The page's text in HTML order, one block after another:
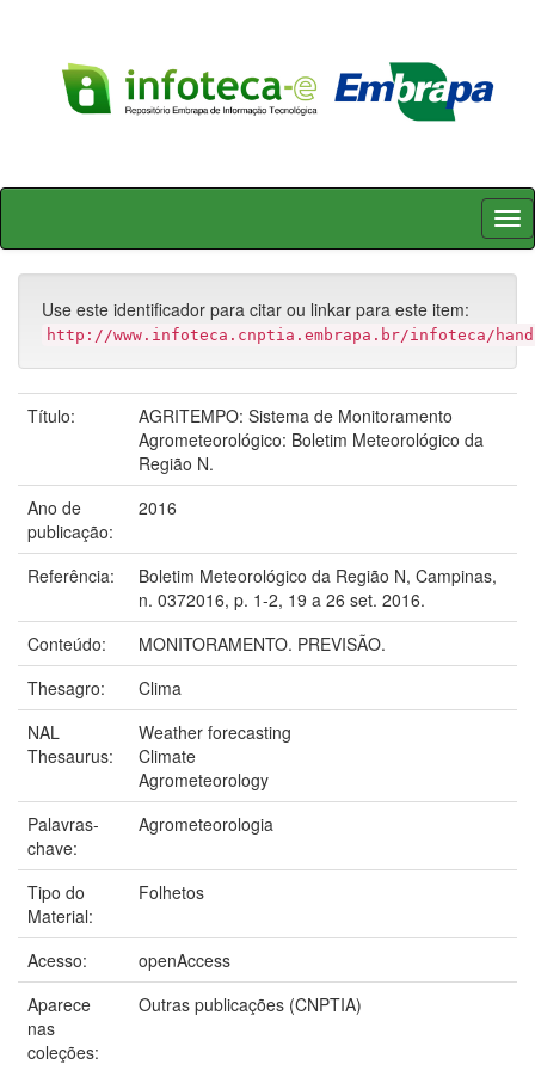
Skip
Use este identificador para citar ou linkar para este item:
http://www.infoteca.cnptia.embrapa.br/infoteca/
Título:
AGRITEMPO: Sistema de Monitoramento
Agrometeorológico: Boletim Meteorológico da
Região N.
Ano de
publicação:
2016
Referência:
Boletim Meteorológico da Região N, Campinas,
n. 0372016, p. 1-2, 19 a 26 set. 2016.
Conteúdo:
MONITORAMENTO. PREVISÃO.
Thesagro:
Clima
NAL
Thesaurus:
Weather forecasting
Climate
Agrometeorology
Palavras-
chave:
Agrometeorologia
Tipo do
Material:
Folhetos
Acesso:
openAccess
Aparece
nas
coleções:
Outras publicações (CNPTIA)